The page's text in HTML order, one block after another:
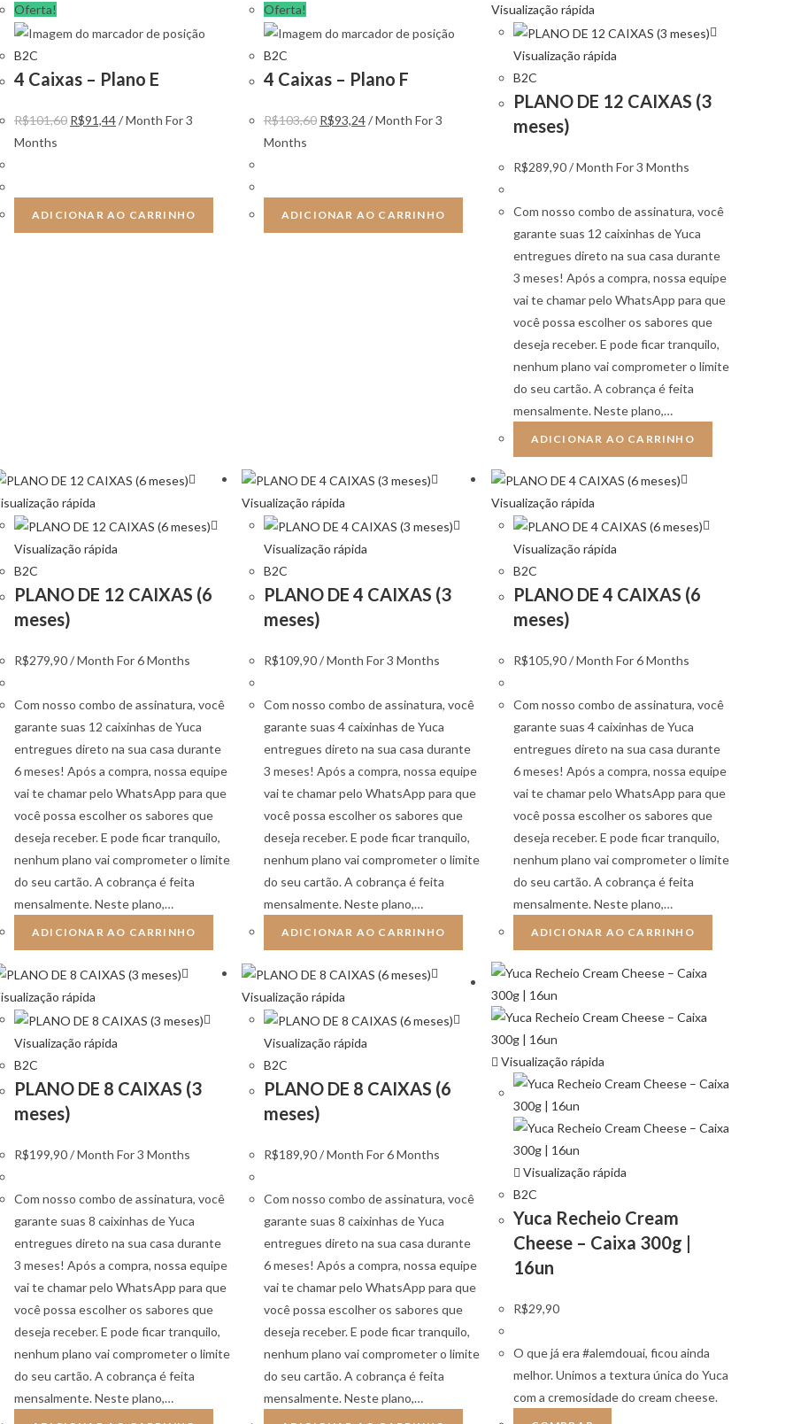
Oferta!
B2C
4 Caixas – Plano E
R$101,60 R$91,44/ Month For 3
Months
ADICIONAR AO CARRINHO
Oferta!
B2C
4 Caixas – Plano F
R$103,60 R$93,24/ Month For 3
Months
ADICIONAR AO CARRINHO
Visualização rápida
Visualização rápida
B2C
PLANO DE 12 CAIXAS (3
meses)
R$289,90/ Month For 3 Months
Com nosso combo de assinatura, você
garante suas 12 caixinhas de Yuca
entregues direto na sua casa durante
3 meses! Após a compra, nossa equipe
vai te chamar pelo WhatsApp para que
você possa escolher os sabores que
deseja receber. E pode ficar tranquilo,
nenhum plano vai comprometer o limite
do seu cartão. A cobrança é feita
mensalmente. Neste plano,…
ADICIONAR AO CARRINHO
rápida
Visualização rápida
B2C
PLANO DE 12 CAIXAS (6
meses)
R$279,90/ Month For 6 Months
Com nosso combo de assinatura, você
garante suas 12 caixinhas de Yuca
entregues direto na sua casa durante
6 meses! Após a compra, nossa equipe
vai te chamar pelo WhatsApp para que
você possa escolher os sabores que
deseja receber. E pode ficar tranquilo,
nenhum plano vai comprometer o limite
do seu cartão. A cobrança é feita
mensalmente. Neste plano,…
ADICIONAR AO CARRINHO
Visualização rápida
Visualização rápida
B2C
PLANO DE 4 CAIXAS (3
meses)
R$109,90/ Month For 3 Months
Com nosso combo de assinatura, você
garante suas 4 caixinhas de Yuca
entregues direto na sua casa durante
3 meses! Após a compra, nossa equipe
vai te chamar pelo WhatsApp para que
você possa escolher os sabores que
deseja receber. E pode ficar tranquilo,
nenhum plano vai comprometer o limite
do seu cartão. A cobrança é feita
mensalmente. Neste plano,…
ADICIONAR AO CARRINHO
Visualização rápida
Visualização rápida
B2C
PLANO DE 4 CAIXAS (6
meses)
R$105,90/ Month For 6 Months
Com nosso combo de assinatura, você
garante suas 4 caixinhas de Yuca
entregues direto na sua casa durante
6 meses! Após a compra, nossa equipe
vai te chamar pelo WhatsApp para que
você possa escolher os sabores que
deseja receber. E pode ficar tranquilo,
nenhum plano vai comprometer o limite
do seu cartão. A cobrança é feita
mensalmente. Neste plano,…
ADICIONAR AO CARRINHO
rápida
Visualização rápida
B2C
PLANO DE 8 CAIXAS (3
meses)
R$199,90/ Month For 3 Months
Com nosso combo de assinatura, você
garante suas 8 caixinhas de Yuca
entregues direto na sua casa durante
3 meses! Após a compra, nossa equipe
vai te chamar pelo WhatsApp para que
você possa escolher os sabores que
deseja receber. E pode ficar tranquilo,
nenhum plano vai comprometer o limite
do seu cartão. A cobrança é feita
mensalmente. Neste plano,…
Visualização rápida
Visualização rápida
B2C
PLANO DE 8 CAIXAS (6
meses)
R$189,90/ Month For 6 Months
Com nosso combo de assinatura, você
garante suas 8 caixinhas de Yuca
entregues direto na sua casa durante
6 meses! Após a compra, nossa equipe
vai te chamar pelo WhatsApp para que
você possa escolher os sabores que
deseja receber. E pode ficar tranquilo,
nenhum plano vai comprometer o limite
do seu cartão. A cobrança é feita
mensalmente. Neste plano,…
Visualização rápida
Visualização rápida
B2C
Yuca Recheio Cream
Cheese – Caixa 300g |
16un
R$29,90
O que já era #alemdouai, ficou ainda
melhor. Unimos a textura única do Yuca
com a cremosidade do cream cheese.